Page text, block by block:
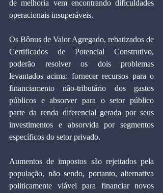
de melhoria vem encontrando dificuldades
operacionais insuperáveis.
Os Bônus de Valor Agregado, rebatizados de
Certificados de Potencial Construtivo,
poderão resolver os dois problemas
levantados acima: fornecer recursos para o
financiamento não-tributário dos gastos
públicos e absorver para o setor público
parte da renda diferencial gerada por seus
investimentos e absorvida por segmentos
específicos do setor privado.
Aumentos de impostos são rejeitados pela
população, não sendo, portanto, alternativa
politicamente viável para financiar novos